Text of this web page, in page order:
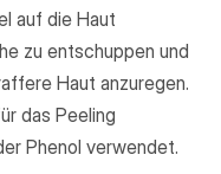
auf die Haut
zu entschuppen und
Haut anzuregen.
das Peeling
Phenol verwendet.